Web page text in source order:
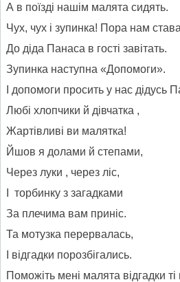
А в поїзді нашім малята сидять.
Чух, чух і зупинка! Пора нам
До діда Панаса в гості завітать.
Зупинка наступна «Допомоги».
І допомоги просить у нас дідусь
Любі хлопчики й дівчатка ,
Жартівливі ви малятка!
Йшов я долами й степами,
Через луки , через ліс,
І торбинку з загадками
За плечима вам приніс.
Та мотузка перервалась,
І відгадки порозбігались.
Поможіть мені малята відгадки